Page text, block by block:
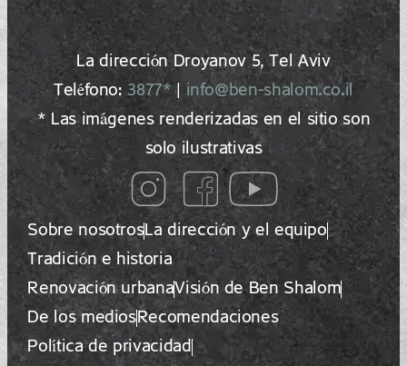
La dirección Droyanov 5, Tel Aviv
Teléfono: 3877*
info@ben-shalom.co.il
* Las imágenes renderizadas en el sitio son
solo ilustrativas
Sobre nosotrosLa dirección y el equipo
Tradición e historia
Renovación urbanaVisión de Ben Shalom
De los mediosRecomendaciones
Política de privacidad